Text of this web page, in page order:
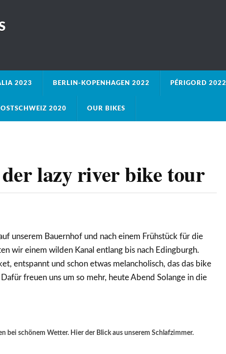
2023 BERLIN-KOPENHAGEN 2022 PÉRIGORD 2022
OSTSCHWEIZ 2020 OUR BIKES
lazy river bike tour
unserem Bauernhof und nach einem Frühstück für die
wir einem wilden Kanal entlang bis nach Edingburgh.
entspannt und schon etwas melancholisch, das das bike
freuen uns um so mehr, heute Abend Solange in die
bei schönem Wetter. Hier der Blick aus unserem Schlafzimmer.